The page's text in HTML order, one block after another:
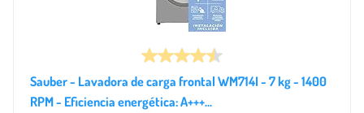
Sauber - Lavadora de carga frontal WM714I - 7 kg - 1400
RPM - Eficiencia energética: A+++...